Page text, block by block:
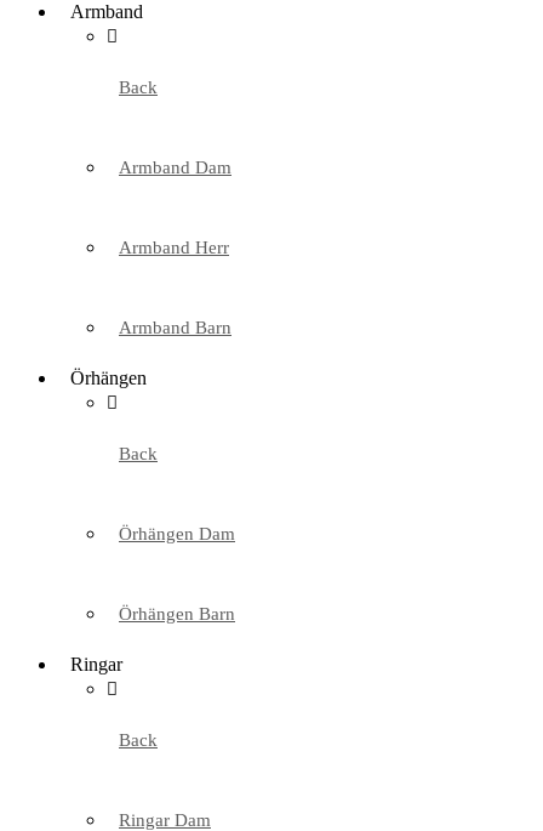
Armband
Back
Armband Dam
Armband Herr
Armband Barn
Örhängen
Back
Örhängen Dam
Örhängen Barn
Ringar
Back
Ringar Dam